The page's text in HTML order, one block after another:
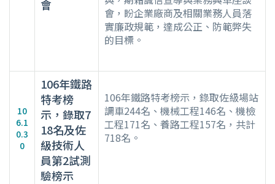
會
會，盼企業廠商及相關業務人員落
實廉政規範，達成公正、防範弊失
的目標。
10
6.1
0.3
0
106年鐵路
特考榜
示，錄取7
18名及佐
級技術人
員第2試測
驗榜示
106年鐵路特考榜示，錄取佐級場站
調車244名、機械工程146名、機檢
工程171名、養路工程157名，共計
718名。